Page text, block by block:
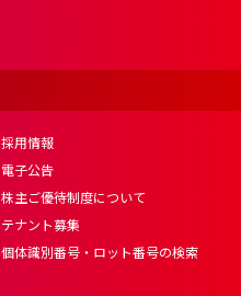
採用情報
電子公告
株主ご優待制度について
テナント募集
個体識別番号・ロット番号の検索